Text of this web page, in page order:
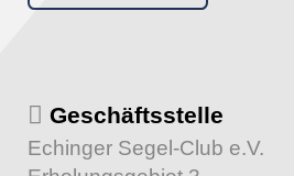
Geschäftsstelle
Echinger Segel-Club e.V.